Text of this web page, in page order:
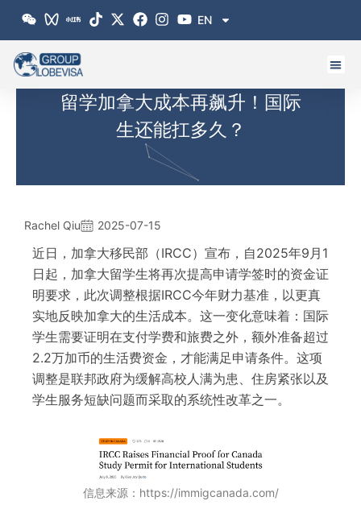
EN
留学加拿大成本再飙升！国际
生还能扛多久？
Rachel Qiu 2025-07-15
近日，加拿大移民部（IRCC）宣布，自2025年9月1
日起，加拿大留学生将再次提高申请学签时的资金证
明要求，此次调整根据IRCC今年财力基准，以更真
实地反映加拿大的生活成本。这一变化意味着：国际
学生需要证明在支付学费和旅费之外，额外准备超过
2.2万加币的生活费资金，才能满足申请条件。这项
调整是联邦政府为缓解高校人满为患、住房紧张以及
学生服务短缺问题而采取的系统性改革之一。
信息来源：https://immigcanada.com/